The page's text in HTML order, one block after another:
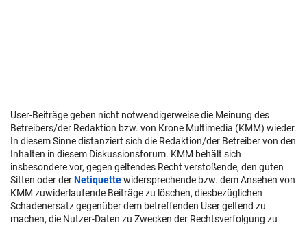
User-Beiträge geben nicht notwendigerweise die Meinung des
Betreibers/der Redaktion bzw. von Krone Multimedia (KMM) wieder.
In diesem Sinne distanziert sich die Redaktion/der Betreiber von den
Inhalten in diesem Diskussionsforum. KMM behält sich
insbesondere vor, gegen geltendes Recht verstoßende, den guten
Sitten oder derNetiquettewidersprechende bzw. dem Ansehen von
KMM zuwiderlaufende Beiträge zu löschen, diesbezüglichen
Schadenersatz gegenüber dem betreffenden User geltend zu
machen, die Nutzer-Daten zu Zwecken der Rechtsverfolgung zu